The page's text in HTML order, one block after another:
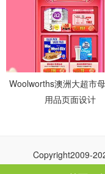
Woolworths澳洲大超市
用品页面设计
Copyright2009-